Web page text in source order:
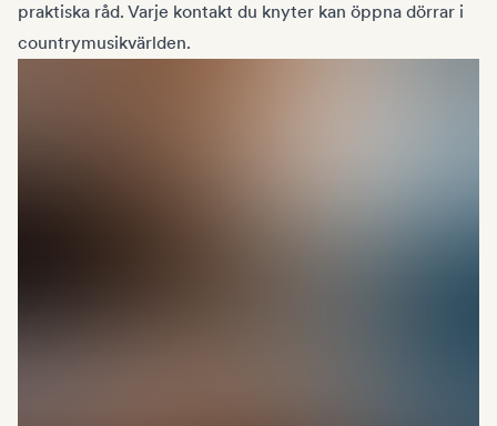
praktiska råd. Varje kontakt du knyter kan öppna dörrar i
countrymusikvärlden.